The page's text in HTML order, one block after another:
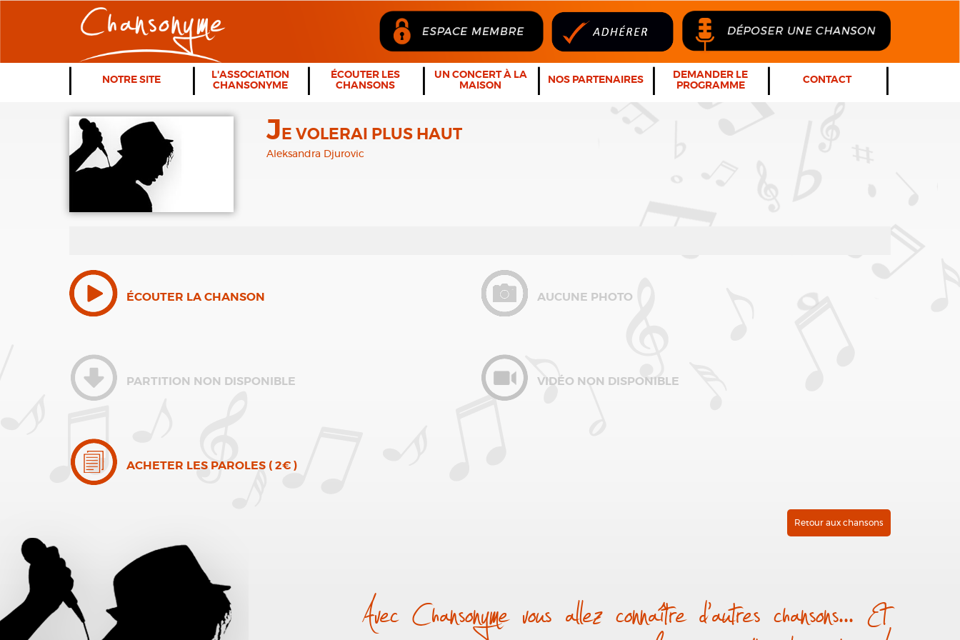
NOTRE SITE
L'ASSOCIATION
CHANSONYME
ÉCOUTER LES
CHANSONS
UN CONCERT À LA
MAISON
NOS PARTENAIRES
DEMANDER LE
PROGRAMME
CONTACT
J E VOLERAI PLUS HAUT
Aleksandra Djurovic
ÉCOUTER LA CHANSON
PARTITION NON DISPONIBLE
ACHETER LES PAROLES ( 2€ )
AUCUNE PHOTO
VIDÉO NON DISPONIBLE
Retour aux chansons
Avec Chansonyme vous allez connaître d’autres chansons... Et